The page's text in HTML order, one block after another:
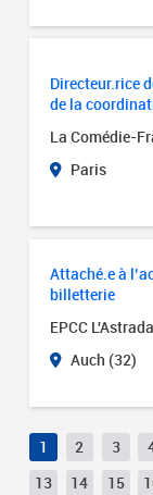
Directeur.rice
de la
La Comédie-
Paris
Attaché.e à
billetterie
EPCC L'Astrada
Auch (32)
1 2 3
13
14 15